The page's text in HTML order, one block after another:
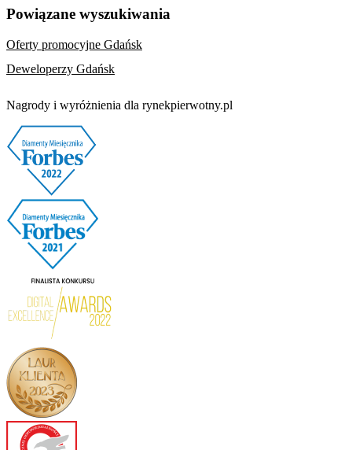
Powiązane wyszukiwania
Oferty promocyjne Gdańsk
Deweloperzy Gdańsk
Nagrody i wyróżnienia dla rynekpierwotny.pl